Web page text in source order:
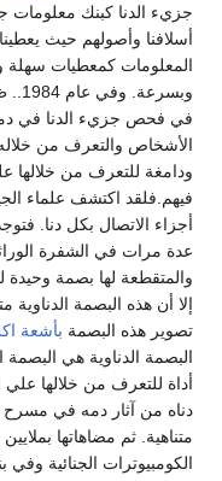
جزيء الدنا كبنك معلومات
أسلافنا وأصولهم حيث
المعلومات كمعطيات سهلة
في فحص جزيء الدنا في
الأشخاص والتعرف من خلاله
ودامغة للتعرف من خلالها
فيهم.فلقد اكتشف علماء
أجزاء الاتصال بكل دنا.
عدة مرات في الشفرة
والمتقطعة لها بصمة
إلا أن هذه البصمة الدناوية
تصوير هذه البصمة بأشعة
البصمة الدناوية هي البصمة
أداة للتعرف من خلالها
دناه من آثار دمه في مسرح
متناهية. ثم مضاهاتها
الكومبيوترات الجنائية